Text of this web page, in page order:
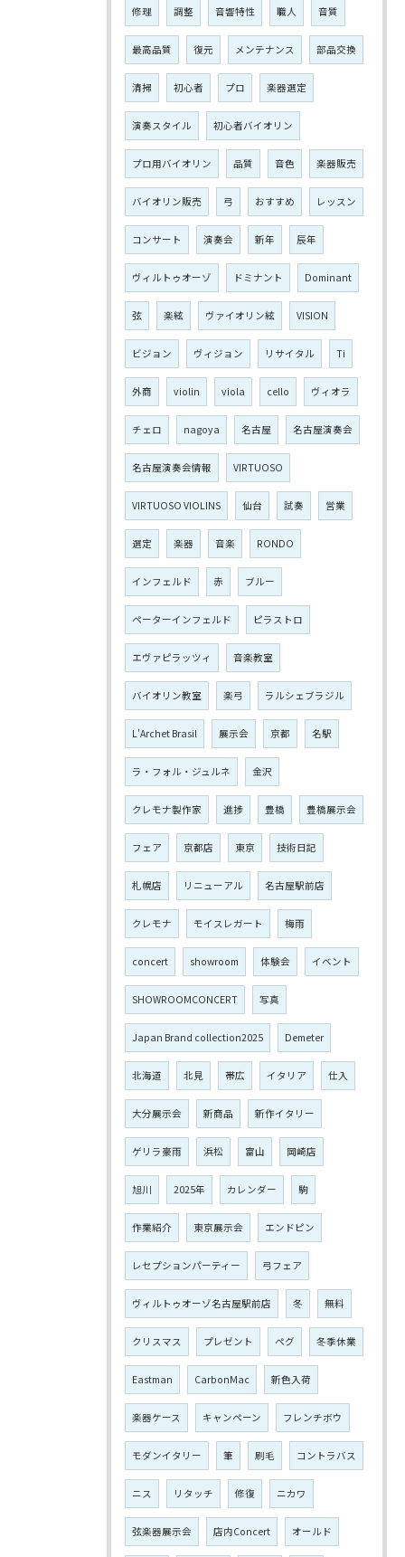
修理 調整 音響特性 職人 音質
最高品質 復元 メンテナンス 部品交換
清掃 初心者 プロ 楽器選定
演奏スタイル 初心者バイオリン
プロ用バイオリン 品質 音色 楽器販売
バイオリン販売 弓 おすすめ レッスン
コンサート 演奏会 新年 辰年
ヴィルトゥオーゾ ドミナント Dominant
弦 楽絃 ヴァイオリン絃 VISION
ビジョン ヴィジョン リサイタル Ti
外商 violin viola cello ヴィオラ
チェロ nagoya 名古屋 名古屋演奏会
名古屋演奏会情報 VIRTUOSO
VIRTUOSO VIOLINS 仙台 試奏 営業
選定 楽器 音楽 RONDO
インフェルド 赤 ブルー
ペーターインフェルド ピラストロ
エヴァピラッツィ 音楽教室
バイオリン教室 楽弓 ラルシェブラジル
L'Archet Brasil 展示会 京都 名駅
ラ・フォル・ジュルネ 金沢
クレモナ製作家 進捗 豊橋 豊橋展示会
フェア 京都店 東京 技術日記
札幌店 リニューアル 名古屋駅前店
クレモナ モイスレガート 梅雨
concert showroom 体験会 イベント
SHOWROOMCONCERT 写真
Japan Brand collection2025 Demeter
北海道 北見 帯広 イタリア 仕入
大分展示会 新商品 新作イタリー
ゲリラ豪雨 浜松 富山 岡崎店
旭川 2025年 カレンダー 駒
作業紹介 東京展示会 エンドピン
レセプションパーティー 弓フェア
ヴィルトゥオーゾ名古屋駅前店 冬 無料
クリスマス プレゼント ペグ 冬季休業
Eastman CarbonMac 新色入荷
楽器ケース キャンペーン フレンチボウ
モダンイタリー 筆 刷毛 コントラバス
ニス リタッチ 修復 ニカワ
弦楽器展示会 店内Concert オールド